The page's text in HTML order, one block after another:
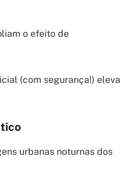
o efeito de
(com segurança!) eleva
urbanas noturnas dos